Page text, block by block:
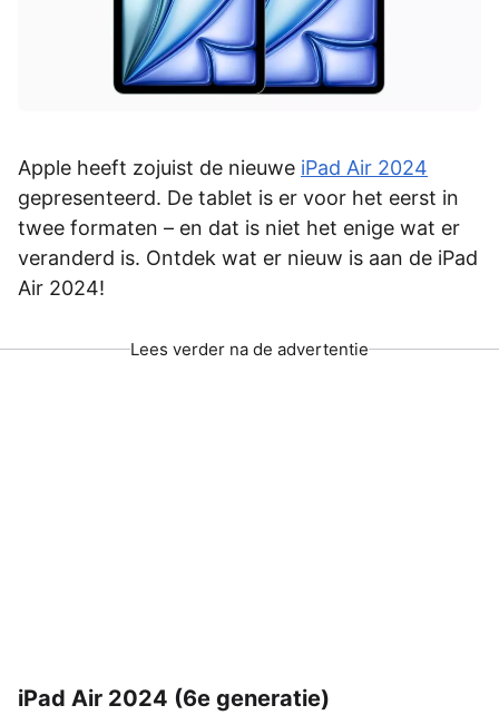
Apple heeft zojuist de nieuwe iPad Air 2024
gepresenteerd. De tablet is er voor het eerst in
twee formaten – en dat is niet het enige wat er
veranderd is. Ontdek wat er nieuw is aan de iPad
Air 2024!
Lees verder na de advertentie
iPad Air 2024 (6e generatie)